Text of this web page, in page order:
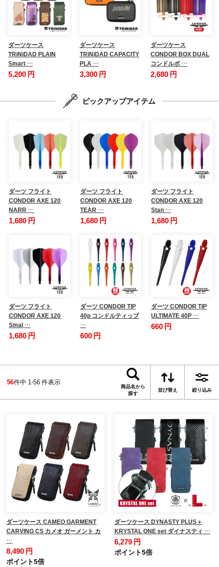
ダーツケース
TRiNiDAD PLAIN
Smart …
5,200 円
ダーツケース
TRiNiDAD CAPACITY
PLA …
3,300 円
ダーツケース
CONDOR BOX DUAL
コンドルボ …
2,680 円
ピックアップアイテム
ダーツ フライト
CONDOR AXE 120
NARR …
1,680 円
ダーツ フライト
CONDOR AXE 120
TEAR …
1,680 円
ダーツ フライト
CONDOR AXE 120
Stan …
1,680 円
ダーツ フライト
CONDOR AXE 120
Smal …
1,680 円
ダーツ CONDOR TIP
40p コンドルティップ
…
600 円
ダーツ CONDOR TIP
ULTIMATE 40P …
660 円
56件中 1-56 件表示
商品名から
探す
並び替え 絞り込み
ダーツケース CAMEO GARMENT
CARVING CS カメオ ガーメント カ
…
8,490 円
ポイント5倍
ダーツケース DYNASTY PLUS＋
KRYSTAL ONE set ダイナスティ …
6,279 円
ポイント5倍